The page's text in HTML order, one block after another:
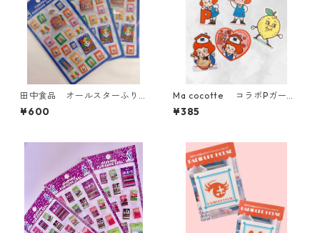
田中食品 オールスターふり
かけシール
¥600
Ma cocotte コラボPガール
ステッカー
¥385